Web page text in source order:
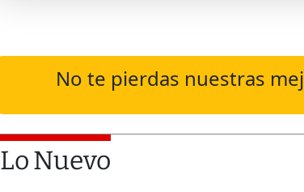
No te pierdas nuestras
Lo Nuevo